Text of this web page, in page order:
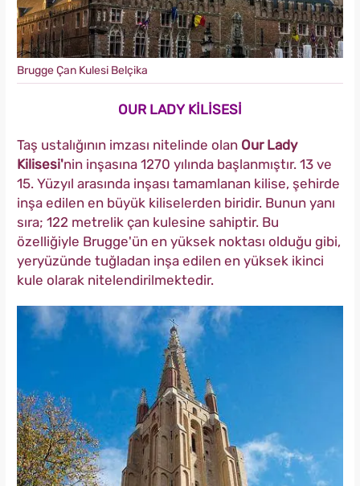
Brugge Çan Kulesi Belçika
OUR LADY KİLİSESİ
Taş ustalığının imzası nitelinde olan Our Lady
Kilisesi'nin inşasına 1270 yılında başlanmıştır. 13 ve
15. Yüzyıl arasında inşası tamamlanan kilise, şehirde
inşa edilen en büyük kiliselerden biridir. Bunun yanı
sıra; 122 metrelik çan kulesine sahiptir. Bu
özelliğiyle Brugge'ün en yüksek noktası olduğu gibi,
yeryüzünde tuğladan inşa edilen en yüksek ikinci
kule olarak nitelendirilmektedir.